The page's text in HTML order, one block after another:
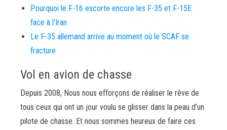
Pourquoi le F-16 escorte encore les F-35 et F-15E
face à l’Iran
Le F-35 allemand arrive au moment où le SCAF se
fracture
Vol en avion de chasse
Depuis 2008, Nous nous efforçons de réaliser le rêve de
tous ceux qui ont un jour voulu se glisser dans la peau d’un
pilote de chasse. Et nous sommes heureux de faire ces